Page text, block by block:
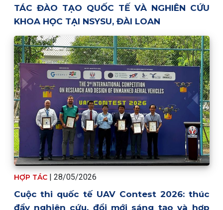
TÁC ĐÀO TẠO QUỐC TẾ VÀ NGHIÊN CỨU
KHOA HỌC TẠI NSYSU, ĐÀI LOAN
HỢP TÁC | 28/05/2026
Cuộc thi quốc tế UAV Contest 2026: thúc
đẩy nghiên cứu, đổi mới sáng tạo và hợp